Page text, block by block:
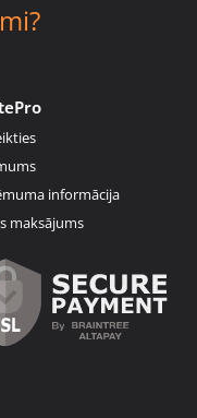
informācija
maksājums